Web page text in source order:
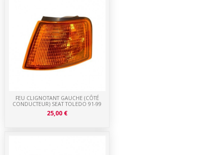
FEU CLIGNOTANT GAUCHE (CÔTÉ
CONDUCTEUR) SEAT TOLEDO 91-99
25,00 €